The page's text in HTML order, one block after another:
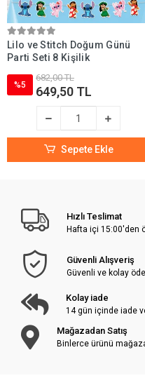
Lilo ve Stitch Doğum Günü
Parti Seti 8 Kişilik
%5
682,00 TL
649,50 TL
Sepete Ekle
Hızlı Teslimat
Hafta içi 15:00'den
Güvenli Alışveriş
Güvenli ve kolay
Kolay iade
14 gün içinde iade
Mağazadan Satış
Binlerce ürünü